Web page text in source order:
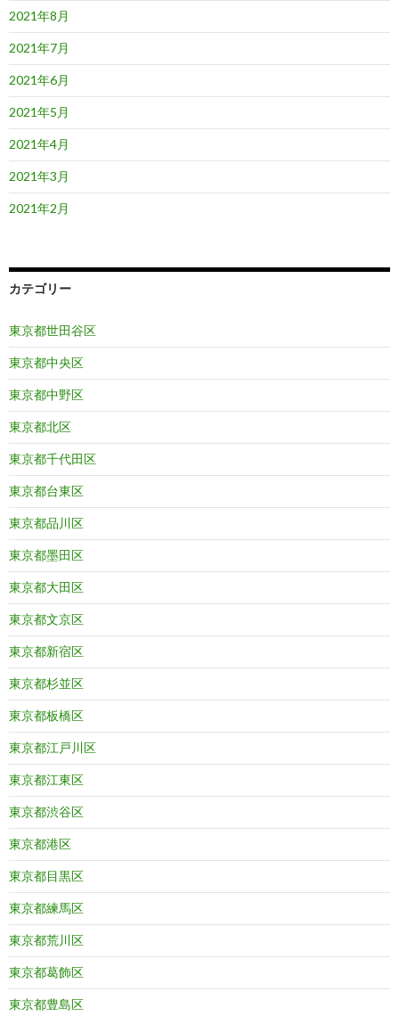
2021年8月
2021年7月
2021年6月
2021年5月
2021年4月
2021年3月
2021年2月
カテゴリー
東京都世田谷区
東京都中央区
東京都中野区
東京都北区
東京都千代田区
東京都台東区
東京都品川区
東京都墨田区
東京都大田区
東京都文京区
東京都新宿区
東京都杉並区
東京都板橋区
東京都江戸川区
東京都江東区
東京都渋谷区
東京都港区
東京都目黒区
東京都練馬区
東京都荒川区
東京都葛飾区
東京都豊島区